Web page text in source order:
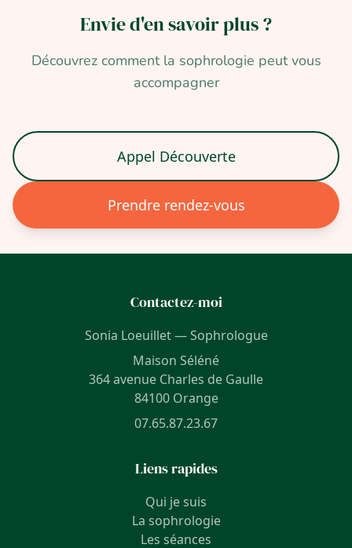
Envie d'en savoirplus ?
Découvrez comment la sophrologie peut vous
accompagner
Appel Découverte
Prendre rendez-vous
Contactez-moi
Sonia Loeuillet — Sophrologue
Maison Séléné
364 avenue Charles de Gaulle
84100 Orange
07.65.87.23.67
Liens rapides
Qui je suis
La sophrologie
Les séances